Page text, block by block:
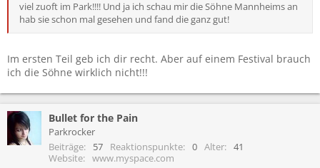
viel zuoft im Park!!!! Und ja ich schau mir die Söhne Mannheims an
hab sie schon mal gesehen und fand die ganz gut!
Im ersten Teil geb ich dir recht. Aber auf einem Festival brauch
ich die Söhne wirklich nicht!!!
Bullet for the Pain
Parkrocker
Beiträge
57 Reaktionspunkte 0 Alter
41
Website
www.myspace.com